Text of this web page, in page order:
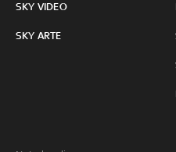
SKY VIDEO
SKY ARTE